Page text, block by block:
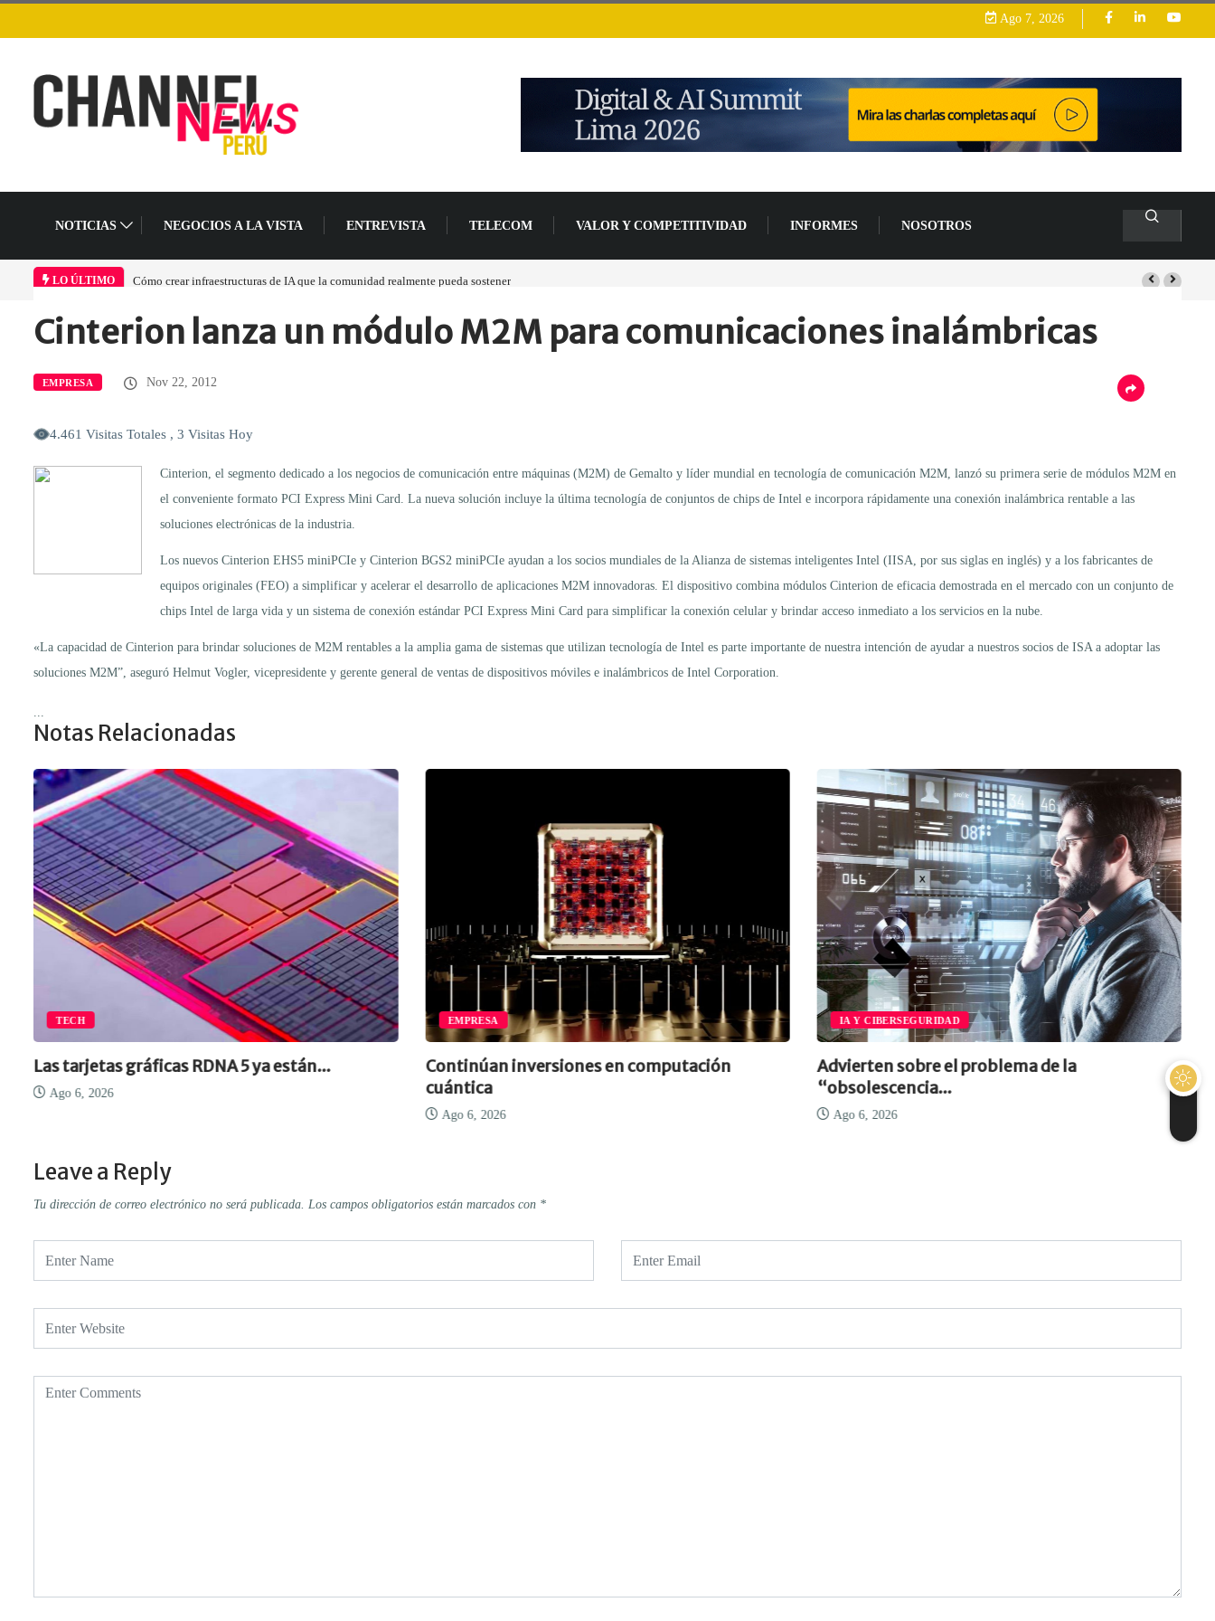
Ago 7, 2026
NOTICIAS NEGOCIOS A LA VISTA ENTREVISTA TELECOM VALOR Y COMPETITIVIDAD INFORMES NOSOTROS
LO ÚLTIMO Cómo crear infraestructuras de IA que la comunidad realmente pueda sostener
Home Empresa Cinterion lanza un…
Cinterion lanza un módulo M2M para comunicaciones inalámbricas
EMPRESA Nov 22, 2012
4.461 Visitas Totales , 3 Visitas Hoy
Cinterion, el segmento dedicado a los negocios de comunicación entre máquinas (M2M) de Gemalto y líder mundial en tecnología de comunicación M2M, lanzó su primera serie de módulos M2M en
el conveniente formato PCI Express Mini Card. La nueva solución incluye la última tecnología de conjuntos de chips de Intel e incorpora rápidamente una conexión inalámbrica rentable a las
soluciones electrónicas de la industria.
Los nuevos Cinterion EHS5 miniPCIe y Cinterion BGS2 miniPCIe ayudan a los socios mundiales de la Alianza de sistemas inteligentes Intel (IISA, por sus siglas en inglés) y a los fabricantes de
equipos originales (FEO) a simplificar y acelerar el desarrollo de aplicaciones M2M innovadoras. El dispositivo combina módulos Cinterion de eficacia demostrada en el mercado con un conjunto de
chips Intel de larga vida y un sistema de conexión estándar PCI Express Mini Card para simplificar la conexión celular y brindar acceso inmediato a los servicios en la nube.
«La capacidad de Cinterion para brindar soluciones de M2M rentables a la amplia gama de sistemas que utilizan tecnología de Intel es parte importante de nuestra intención de ayudar a nuestros socios de ISA a adoptar las
soluciones M2M”, aseguró Helmut Vogler, vicepresidente y gerente general de ventas de dispositivos móviles e inalámbricos de Intel Corporation.
Notas Relacionadas
TECH
Las tarjetas gráficas RDNA 5 ya están...
Ago 6, 2026
EMPRESA
Continúan inversiones en computación
cuántica
Ago 6, 2026
IA Y CIBERSEGURIDAD
Advierten sobre el problema de la
“obsolescencia...
Ago 6, 2026
Leave a Reply
Tu dirección de correo electrónico no será publicada. Los campos obligatorios están marcados con *